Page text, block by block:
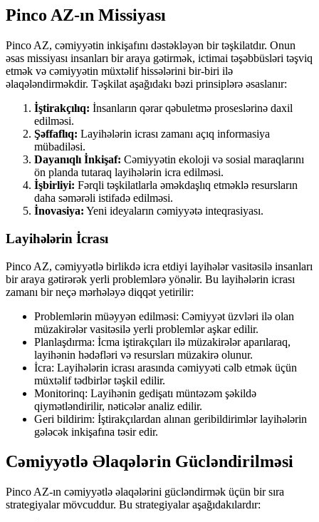
Pinco AZ-ın Missiyası
Pinco AZ, cəmiyyətin inkişafını dəstəkləyən bir təşkilatdır. Onun
əsas missiyası insanları bir araya gətirmək, ictimai təşəbbüsləri təşviq
etmək və cəmiyyətin müxtəlif hissələrini bir-biri ilə
əlaqələndirməkdir. Təşkilat aşağıdakı bəzi prinsiplərə əsaslanır:
İştirakçılıq: İnsanların qərar qəbuletmə proseslərinə daxil
edilməsi.
Şəffaflıq: Layihələrin icrası zamanı açıq informasiya
mübadiləsi.
Dayanıqlı İnkişaf: Cəmiyyətin ekoloji və sosial maraqlarını
ön planda tutaraq layihələrin icra edilməsi.
İşbirliyi: Fərqli təşkilatlarla əməkdaşlıq etməklə resursların
daha səmərəli istifadə edilməsi.
İnovasiya: Yeni ideyaların cəmiyyətə inteqrasiyası.
Layihələrin İcrası
Pinco AZ, cəmiyyətlə birlikdə icra etdiyi layihələr vasitəsilə insanları
bir araya gətirərək yerli problemlərə yönəlir. Bu layihələrin icrası
zamanı bir neçə mərhələyə diqqət yetirilir:
Problemlərin müəyyən edilməsi: Cəmiyyət üzvləri ilə olan
müzakirələr vasitəsilə yerli problemlər aşkar edilir.
Planlaşdırma: İcma iştirakçıları ilə müzakirələr aparılaraq,
layihənin hədəfləri və resursları müzakirə olunur.
İcra: Layihələrin icrası arasında cəmiyyəti cəlb etmək üçün
müxtəlif tədbirlər təşkil edilir.
Monitorinq: Layihənin gedişatı müntəzəm şəkildə
qiymətləndirilir, nəticələr analiz edilir.
Geri bildirim: İştirakçılardan alınan geribildirimlər layihələrin
gələcək inkişafına təsir edir.
Cəmiyyətlə Əlaqələrin Gücləndirilməsi
Pinco AZ-ın cəmiyyətlə əlaqələrini gücləndirmək üçün bir sıra
strategiyalar mövcuddur. Bu strategiyalar aşağıdakılardır: